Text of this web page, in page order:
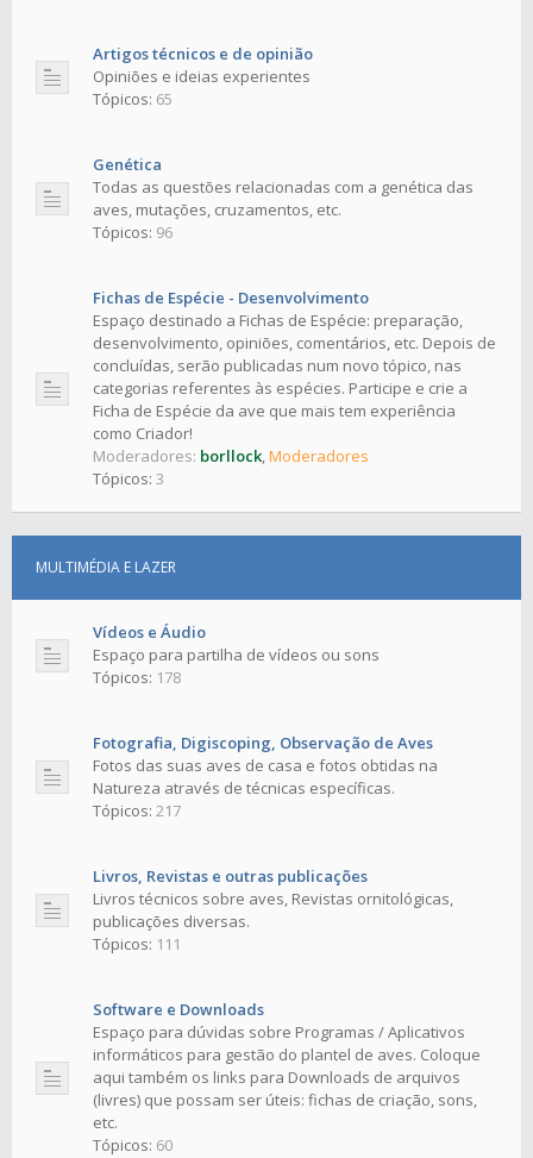
Artigos técnicos e de opinião
Opiniões e ideias experientes
Tópicos: 65
Genética
Todas as questões relacionadas com a genética das
aves, mutações, cruzamentos, etc.
Tópicos: 96
Fichas de Espécie - Desenvolvimento
Espaço destinado a Fichas de Espécie: preparação,
desenvolvimento, opiniões, comentários, etc. Depois de
concluídas, serão publicadas num novo tópico, nas
categorias referentes às espécies. Participe e crie a
Ficha de Espécie da ave que mais tem experiência
como Criador!
Moderadores: borllock,Moderadores
Tópicos: 3
MULTIMÉDIA E LAZER
Vídeos e Áudio
Espaço para partilha de vídeos ou sons
Tópicos: 178
Fotografia, Digiscoping, Observação de Aves
Fotos das suas aves de casa e fotos obtidas na
Natureza através de técnicas específicas.
Tópicos: 217
Livros, Revistas e outras publicações
Livros técnicos sobre aves, Revistas ornitológicas,
publicações diversas.
Tópicos: 111
Software e Downloads
Espaço para dúvidas sobre Programas / Aplicativos
informáticos para gestão do plantel de aves. Coloque
aqui também os links para Downloads de arquivos
(livres) que possam ser úteis: fichas de criação, sons,
etc.
Tópicos: 60